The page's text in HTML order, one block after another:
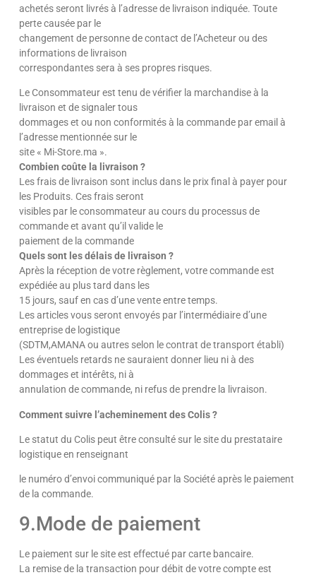
achetés seront livrés à l’adresse de livraison indiquée. Toute
perte causée par le
changement de personne de contact de l’Acheteur ou des
informations de livraison
correspondantes sera à ses propres risques.
Le Consommateur est tenu de vérifier la marchandise à la
livraison et de signaler tous
dommages et ou non conformités à la commande par email à
l’adresse mentionnée sur le
site « Mi-Store.ma ».
Combien coûte la livraison ?
Les frais de livraison sont inclus dans le prix final à payer pour
les Produits. Ces frais seront
visibles par le consommateur au cours du processus de
commande et avant qu’il valide le
paiement de la commande
Quels sont les délais de livraison ?
Après la réception de votre règlement, votre commande est
expédiée au plus tard dans les
15 jours, sauf en cas d’une vente entre temps.
Les articles vous seront envoyés par l’intermédiaire d’une
entreprise de logistique
(SDTM,AMANA ou autres selon le contrat de transport établi)
Les éventuels retards ne sauraient donner lieu ni à des
dommages et intérêts, ni à
annulation de commande, ni refus de prendre la livraison.
Comment suivre l’acheminement des Colis ?
Le statut du Colis peut être consulté sur le site du prestataire
logistique en renseignant
le numéro d’envoi communiqué par la Société après le paiement
de la commande.
9.Mode de paiement
Le paiement sur le site est effectué par carte bancaire.
La remise de la transaction pour débit de votre compte est